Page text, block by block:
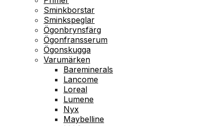
Sminkborstar
Sminkspeglar
Ögonbrynsfärg
Ögonfransserum
Ögonskugga
Varumärken
Bareminerals
Lancome
Loreal
Lumene
Nyx
Maybelline